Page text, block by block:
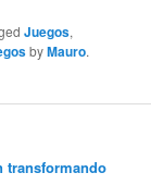
Juegos,
byMauro.
transformando